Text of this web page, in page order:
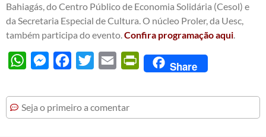
Bahiagás, do Centro Público de Economia Solidária (Cesol) e
da Secretaria Especial de Cultura. O núcleo Proler, da Uesc,
também participa do evento.Confira programação aqui.
WhatsAppMessengerFacebook
Twitter Email PrintFriendly
Share
Seja o primeiro a comentar